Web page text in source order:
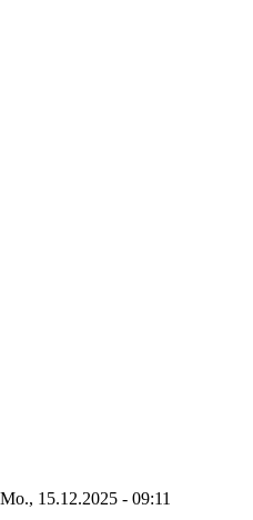
Mo., 15.12.2025 - 09:11